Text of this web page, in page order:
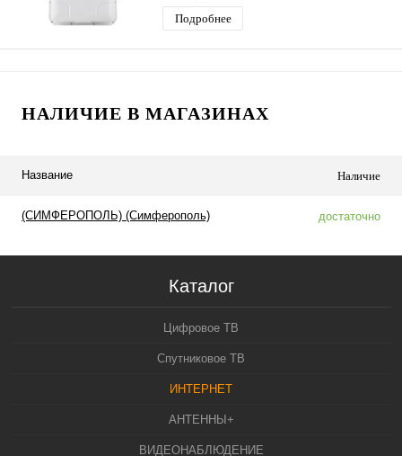
Подробнее
НАЛИЧИЕ В МАГАЗИНАХ
Название Наличие
(СИМФЕРОПОЛЬ) (Симферополь) достаточно
Каталог
Цифровое ТВ
Спутниковое ТВ
ИНТЕРНЕТ
АНТЕННЫ+
ВИДЕОНАБЛЮДЕНИЕ